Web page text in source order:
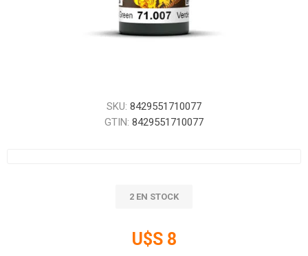
SKU: 8429551710077
GTIN: 8429551710077
2 EN STOCK
U$S 8